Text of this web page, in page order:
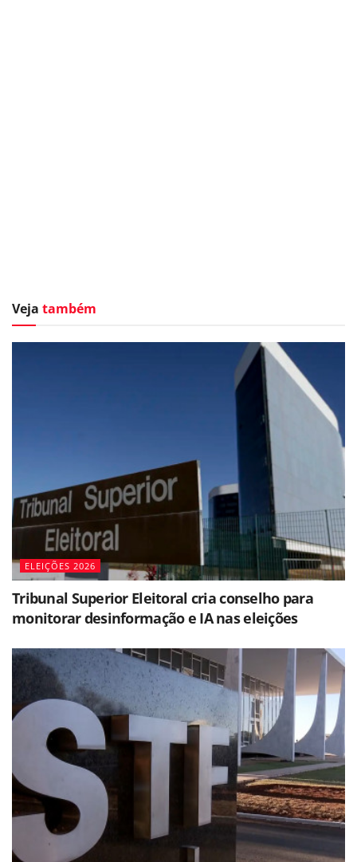
Veja também
ELEIÇÕES 2026
Tribunal Superior Eleitoral cria conselho para
monitorar desinformação e IA nas eleições